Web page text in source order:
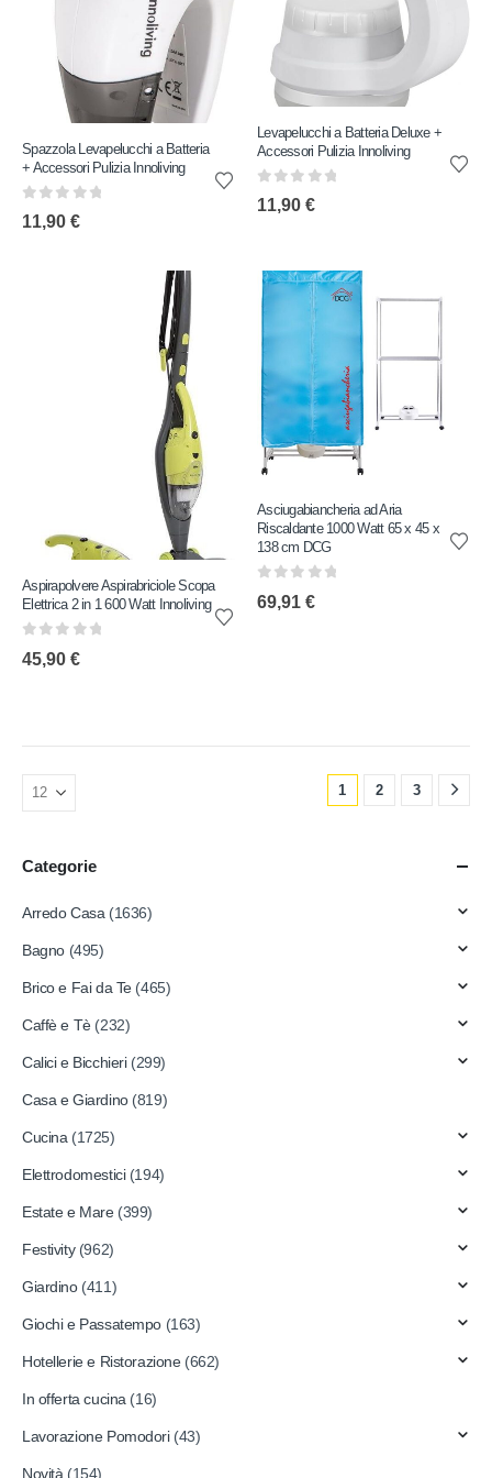
Spazzola Levapelucchi a Batteria
+ Accessori Pulizia Innoliving
0 out of 5
11,90 €
Levapelucchi a Batteria Deluxe +
Accessori Pulizia Innoliving
11,90 €
Aspirapolvere Aspirabriciole Scopa
Elettrica 2 in 1 600 Watt Innoliving
45,90 €
Asciugabiancheria ad Aria
Riscaldante 1000 Watt 65 x 45 x
138 cm DCG
69,91 €
1 2 3
Categorie
Arredo Casa (1636)
Bagno (495)
Brico e Fai da Te (465)
Caffè e Tè (232)
Calici e Bicchieri (299)
Casa e Giardino (819)
Cucina (1725)
Elettrodomestici (194)
Estate e Mare (399)
Festivity (962)
Giardino (411)
Giochi e Passatempo (163)
Hotellerie e Ristorazione (662)
In offerta cucina (16)
Lavorazione Pomodori (43)
Novità (154)